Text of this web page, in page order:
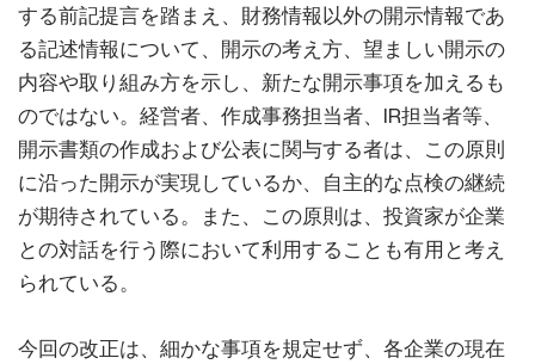
する前記提言を踏まえ、財務情報以外の開示情報であ
る記述情報について、開示の考え方、望ましい開示の
内容や取り組み方を示し、新たな開示事項を加えるも
のではない。経営者、作成事務担当者、IR担当者等、
開示書類の作成および公表に関与する者は、この原則
に沿った開示が実現しているか、自主的な点検の継続
が期待されている。また、この原則は、投資家が企業
との対話を行う際において利用することも有用と考え
られている。
今回の改正は、細かな事項を規定せず、各企業の現在